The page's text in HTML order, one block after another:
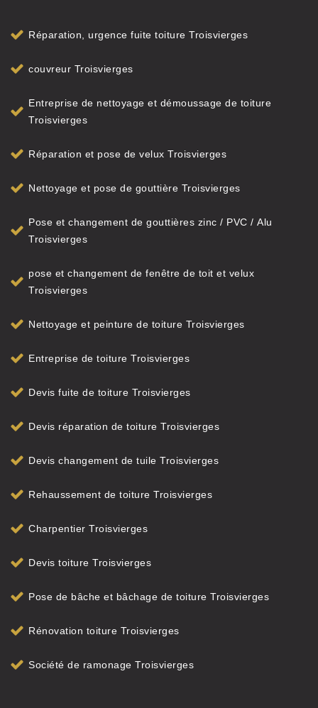
Réparation, urgence fuite toiture Troisvierges
couvreur Troisvierges
Entreprise de nettoyage et démoussage de toiture
Troisvierges
Réparation et pose de velux Troisvierges
Nettoyage et pose de gouttière Troisvierges
Pose et changement de gouttières zinc / PVC / Alu
Troisvierges
pose et changement de fenêtre de toit et velux
Troisvierges
Nettoyage et peinture de toiture Troisvierges
Entreprise de toiture Troisvierges
Devis fuite de toiture Troisvierges
Devis réparation de toiture Troisvierges
Devis changement de tuile Troisvierges
Rehaussement de toiture Troisvierges
Charpentier Troisvierges
Devis toiture Troisvierges
Pose de bâche et bâchage de toiture Troisvierges
Rénovation toiture Troisvierges
Société de ramonage Troisvierges